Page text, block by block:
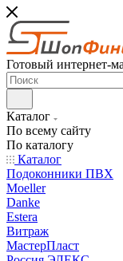
Готовый интернет-
Каталог
По всему сайту
По каталогу
Каталог
Подоконники ПВХ
Moeller
Danke
Estera
Витраж
МастерПласт